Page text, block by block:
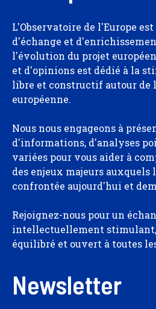
L'Observatoire de l'Europe
d'échange et
l'évolution du projet
et d'opinions est dédié à la
libre et constructif autour de
européenne.
Nous nous engageons à
d'informations, d'analyses
variées pour vous aider à
des enjeux majeurs auxquels
confrontée aujourd'hui et
Rejoignez-nous pour un
intellectuellement
équilibré et ouvert à toutes
Newsletter